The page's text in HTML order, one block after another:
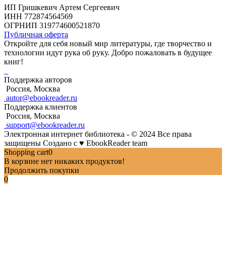
ИП Гришкевич Артем Сергеевич
ИНН 772874564569
ОГРНИП 319774600521870
Публичная оферта
Откройте для себя новый мир литературы, где творчество и
технологии идут рука об руку. Добро пожаловать в будущее
книг!
Поддержка авторов
Россия, Москва
autor@ebookreader.ru
Поддержка клиентов
Россия, Москва
support@ebookreader.ru
Электронная интернет библиотека - © 2024 Все права
защищены Создано с ♥ EbookReader team
Shopping cart0
В корзине нет никаких продуктов!
Продолжить покупки
0